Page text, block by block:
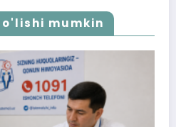
mumkin